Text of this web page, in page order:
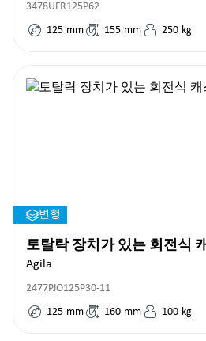
3478UFR125P62
125 mm 155 mm 250 kg
변형
Agila
2477PJO125P30-11
125 mm 160 mm 100 kg